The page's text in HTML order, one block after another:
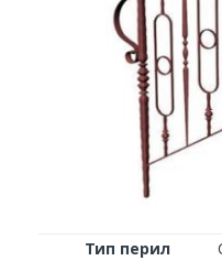
Комментарий к
Тип перил